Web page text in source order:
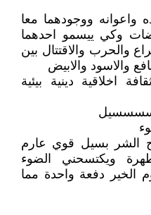
واعوانه ووجودهما معا
وكي ييسمو احدهما
والحرب والاقتتال بين
والاسود والابيض
اخلاقية دينية بيئية
الشر بسيل قوي عارم
ويكتسحني الضوء
الخير دفعة واحدة مما